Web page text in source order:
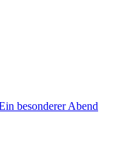
besonderer Abend